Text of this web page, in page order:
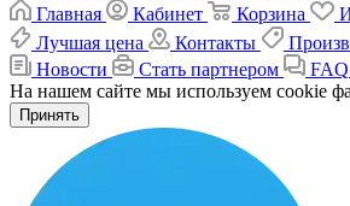
Главная
Кабинет Корзина
Лучшая цена
Контакты
Новости
Стать партнером FAQ
На нашем сайте мы используем cookie
Принять